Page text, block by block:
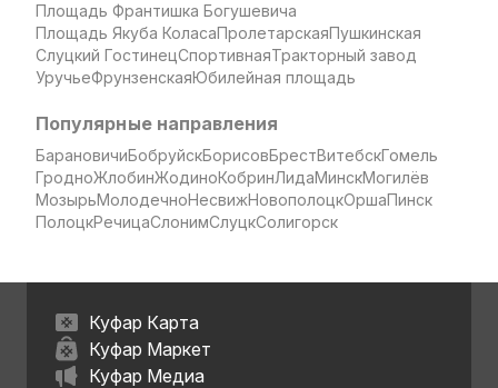
Площадь Франтишка Богушевича
Площадь Якуба КоласаПролетарскаяПушкинская
Слуцкий ГостинецСпортивнаяТракторный завод
УручьеФрунзенскаяЮбилейная площадь
Популярные направления
БарановичиБобруйскБорисовБрестВитебскГомель
ГродноЖлобинЖодиноКобринЛидаМинскМогилёв
МозырьМолодечноНесвижНовополоцкОршаПинск
ПолоцкРечицаСлонимСлуцкСолигорск
Куфар Карта
Куфар Маркет
Куфар Медиа